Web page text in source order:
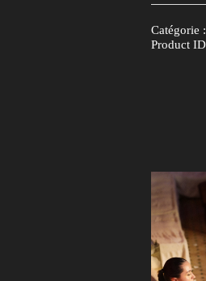
-
Hammmam
-
Détox
Catégorie :
Product